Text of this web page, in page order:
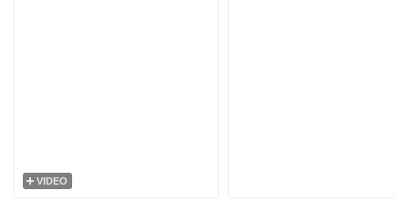
VIDEO